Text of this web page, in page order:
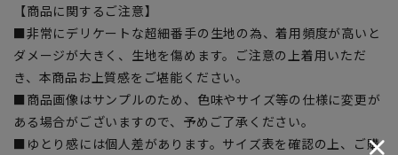
【商品に関するご注意】
■非常にデリケートな超細番手の生地の為、着用頻度が高いと
ダメージが大きく、生地を傷めます。ご注意の上着用いただ
き、本商品お上質感をご堪能ください。
■商品画像はサンプルのため、色味やサイズ等の仕様に変更が
ある場合がございますので、予めご了承ください。
■ゆとり感には個人差があります。サイズ表を確認の上、ご購